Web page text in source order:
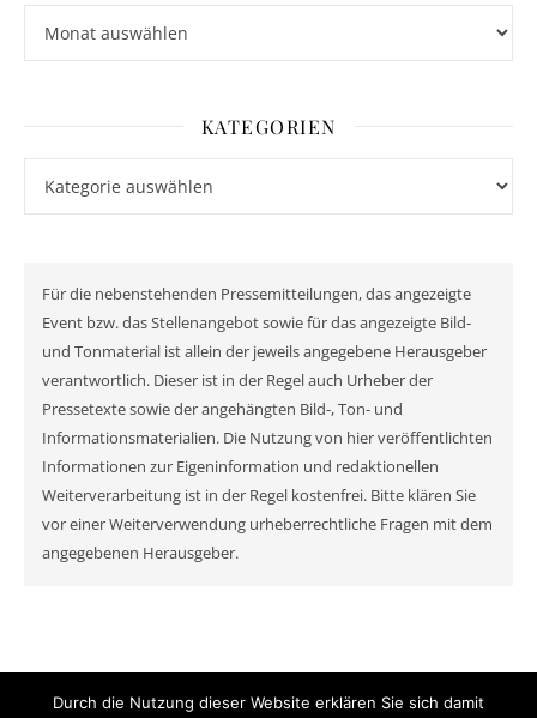
KATEGORIEN
Für die nebenstehenden Pressemitteilungen, das angezeigte
Event bzw. das Stellenangebot sowie für das angezeigte Bild-
und Tonmaterial ist allein der jeweils angegebene Herausgeber
verantwortlich. Dieser ist in der Regel auch Urheber der
Pressetexte sowie der angehängten Bild-, Ton- und
Informationsmaterialien. Die Nutzung von hier veröffentlichten
Informationen zur Eigeninformation und redaktionellen
Weiterverarbeitung ist in der Regel kostenfrei. Bitte klären Sie
vor einer Weiterverwendung urheberrechtliche Fragen mit dem
angegebenen Herausgeber.
Durch die Nutzung dieser Website erklären Sie sich damit